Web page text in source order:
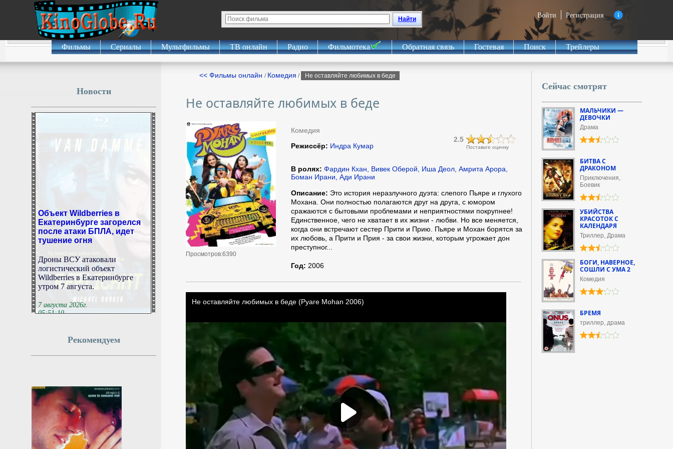
Войти Регистрация
Найти
Фильмы Сериалы Мультфильмы ТВ онлайн Радио Фильмотека Обратная связь Гостевая Поиск Трейлеры
<< Фильмы онлайн / Комедия / Не оставляйте любимых в беде
Не оставляйте любимых в беде
Просмотров:6390
Комедия
Поставьте оценку
2.5
Режиссёр: Индра Кумар
В ролях: Фардин Кхан, Вивек Оберой, Иша Деол, Амрита Арора,
Боман Ирани, Ади Ирани
Описание: Это история неразлучного дуэта: слепого Пьяре и глухого
Мохана. Они полностью полагаются друг на друга, с юмором
сражаются с бытовыми проблемами и неприятностями покрупнее!
Единственное, чего не хватает в их жизни - любви. Но все меняется,
когда они встречают сестер Прити и Прию. Пьяре и Мохан борятся за
их любовь, а Прити и Прия - за свои жизни, которым угрожает дон
преступног...
Год: 2006
Новости
Екатеринбурге загорелся
после атаки БПЛА, идет
тушение огня
логистический объект
Wildberries в Екатеринбурге
утром 7 августа.
7 августа 2026г.
05:51:10
Ученик устроил стрельбу в
школе под Бангкоком,
7 августа 2026г.
05:49:08
Назван продукт,
улучшающий работу мозга
Рекомендуем
Сейчас смотрят
МАЛЬЧИКИ —
ДЕВОЧКИ
Драма
БИТВА С
ДРАКОНОМ
Приключения,
Боевик
УБИЙСТВА
КРАСОТОК С
КАЛЕНДАРЯ
Триллер, Драма
БОГИ, НАВЕРНОЕ,
СОШЛИ С УМА 2
Комедия
БРЕМЯ
триллер, драма